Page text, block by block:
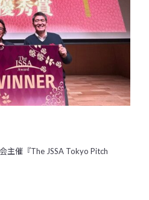
主催『The JSSA Tokyo Pitch